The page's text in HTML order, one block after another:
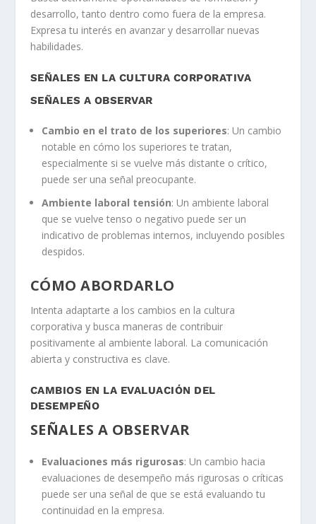
desarrollo, tanto dentro como fuera de la empresa.
Expresa tu interés en avanzar y desarrollar nuevas
habilidades.
SEÑALES EN LA CULTURA CORPORATIVA
SEÑALES A OBSERVAR
Cambio en el trato de los superiores: Un cambio
notable en cómo los superiores te tratan,
especialmente si se vuelve más distante o crítico,
puede ser una señal preocupante.
Ambiente laboral tensión: Un ambiente laboral
que se vuelve tenso o negativo puede ser un
indicativo de problemas internos, incluyendo posibles
despidos.
CÓMO ABORDARLO
Intenta adaptarte a los cambios en la cultura
corporativa y busca maneras de contribuir
positivamente al ambiente laboral. La comunicación
abierta y constructiva es clave.
CAMBIOS EN LA EVALUACIÓN DEL
DESEMPEÑO
SEÑALES A OBSERVAR
Evaluaciones más rigurosas: Un cambio hacia
evaluaciones de desempeño más rigurosas o críticas
puede ser una señal de que se está evaluando tu
continuidad en la empresa.